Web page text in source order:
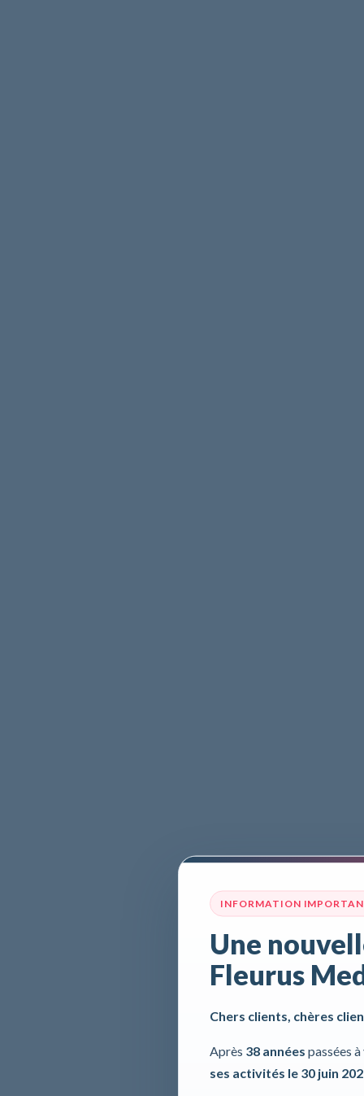
INFORMATION
Une
Fleurus
Chers clients, chères
Après 38 années passées
ses activités le 30 juin